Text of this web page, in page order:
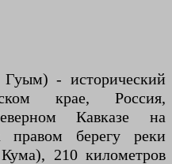
Гуым) - исторический
крае, Россия,
Кавказе на
правом берегу реки
210 километров